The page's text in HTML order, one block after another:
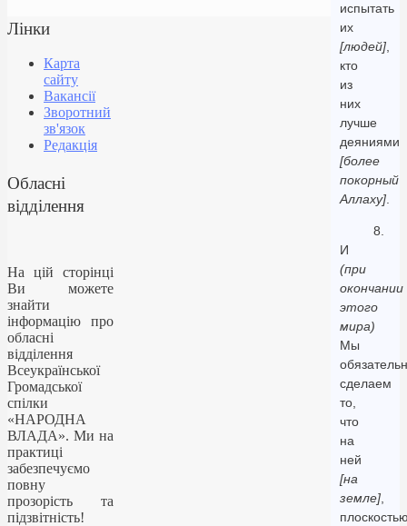
испытать
их
[людей],
кто
из
них
лучше
деяниями
[более
покорный
Аллаху].
8.
И
(при
окончании
этого
мира)
Мы
сделаем
то,
что
на
ней
[на
земле],
Лінки
Карта
сайту
Вакансії
Зворотний
зв'язок
Редакція
Обласні
відділення
На цій сторінці
Ви можете
знайти
інформацію про
обласні
відділення
Всеукраїнської
Громадської
спілки
«НАРОДНА
ВЛАДА». Ми на
практиці
забезпечуємо
повну
прозорість та
підзвітність!